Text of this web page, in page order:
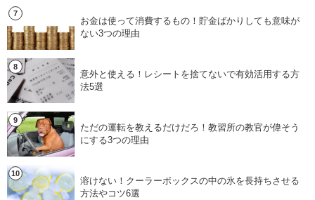
お金は使って消費するもの！貯金ばかりしても意味が
ない3つの理由
意外と使える！レシートを捨てないで有効活用する方
法5選
ただの運転を教えるだけだろ！教習所の教官が偉そう
にする3つの理由
溶けない！クーラーボックスの中の氷を長持ちさせる
方法やコツ6選